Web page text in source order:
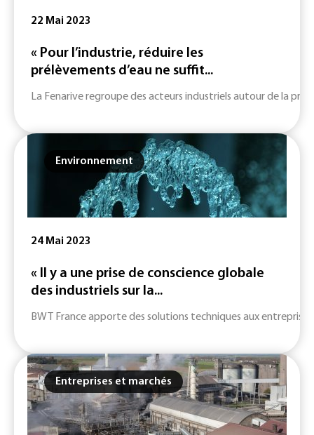
22 Mai 2023
« Pour l’industrie, réduire les
prélèvements d’eau ne suffit...
La Fenarive regroupe des acteurs industriels autour de la
Environnement
24 Mai 2023
« Il y a une prise de conscience globale
des industriels sur la...
BWT France apporte des solutions techniques aux
Entreprises et marchés